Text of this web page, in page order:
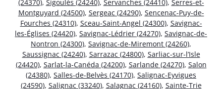
(24370), Sigoulès (24240), Servanches (24410), Serres-et-
Montguyard (24500), Sergeac (24290), Sencenac-Puy-de-
Fourches (24310), Sceau-Saint-Angel (24300), Savignac-
les-Églises (24420), Savignac-Lédrier (24270), Savignac-de-
Nontron (24300), Savignac-de-Miremont (24260),
Saussignac (24240), Sarrazac (24800), Sarliac-sur-l’Isle
(24420), Sarlat-la-Canéda (24200), Sarlande (24270), Salon
(24380), Salles-de-Belvès (24170), Salignac-Eyvigues
(24590), Salignac (33240), Salagnac (24160), Sainte-Trie